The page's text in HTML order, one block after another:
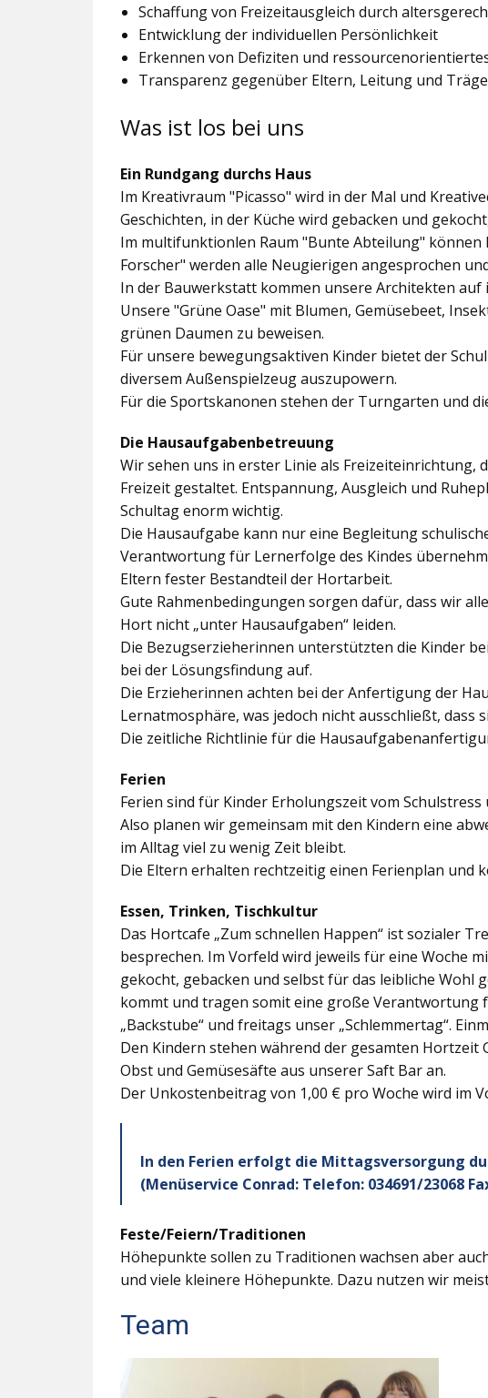
Schaffung von Freizeitausgleich durch
Entwicklung der individuellen Persönlichkeit
Erkennen von Defiziten und
Transparenz gegenüber Eltern, Leitung und
Was ist los bei uns
Ein Rundgang durchs Haus
Im Kreativraum "Picasso" wird in der Mal und
Geschichten, in der Küche wird gebacken und
Im multifunktionlen Raum "Bunte Abteilung" können
Forscher" werden alle Neugierigen angesprochen
In der Bauwerkstatt kommen unsere Architekten auf
Unsere "Grüne Oase" mit Blumen, Gemüsebeet,
grünen Daumen zu beweisen.
Für unsere bewegungsaktiven Kinder bietet der
diversem Außenspielzeug auszupowern.
Für die Sportskanonen stehen der Turngarten und
Die Hausaufgabenbetreuung
Wir sehen uns in erster Linie als Freizeiteinrichtung,
Freizeit gestaltet. Entspannung, Ausgleich und
Schultag enorm wichtig.
Die Hausaufgabe kann nur eine Begleitung
Verantwortung für Lernerfolge des Kindes
Eltern fester Bestandteil der Hortarbeit.
Gute Rahmenbedingungen sorgen dafür, dass wir
Hort nicht „unter Hausaufgaben“ leiden.
Die Bezugserzieherinnen unterstützten die Kinder
bei der Lösungsfindung auf.
Die Erzieherinnen achten bei der Anfertigung der
Lernatmosphäre, was jedoch nicht ausschließt,
Die zeitliche Richtlinie für die
Ferien
Ferien sind für Kinder Erholungszeit vom
Also planen wir gemeinsam mit den Kindern eine
im Alltag viel zu wenig Zeit bleibt.
Die Eltern erhalten rechtzeitig einen Ferienplan und
Essen, Trinken, Tischkultur
Das Hortcafe „Zum schnellen Happen“ ist sozialer
besprechen. Im Vorfeld wird jeweils für eine Woche
gekocht, gebacken und selbst für das leibliche Wohl
kommt und tragen somit eine große Verantwortung
„Backstube“ und freitags unser „Schlemmertag“.
Den Kindern stehen während der gesamten
Obst und Gemüsesäfte aus unserer Saft Bar an.
Der Unkostenbeitrag von 1,00 € pro Woche wird im
In den Ferien erfolgt die Mittagsversorgung
(Menüservice Conrad: Telefon: 034691/23068
Feste/Feiern/Traditionen
Höhepunkte sollen zu Traditionen wachsen aber
und viele kleinere Höhepunkte. Dazu nutzen wir
Team